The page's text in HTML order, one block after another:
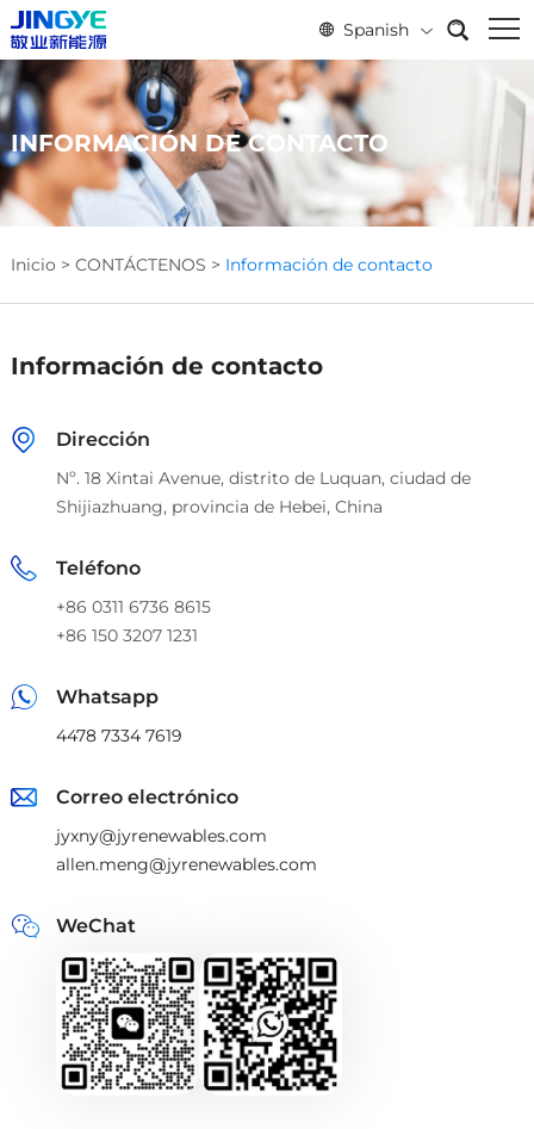
Spanish
INFORMACIÓN DE CONTACTO
Inicio > CONTÁCTENOS > Información de contacto
Información de contacto
Dirección
Nº. 18 Xintai Avenue, distrito de Luquan, ciudad de
Shijiazhuang, provincia de Hebei, China
Teléfono
+86 0311 6736 8615
+86 150 3207 1231
Whatsapp
4478 7334 7619
Correo electrónico
jyxny@jyrenewables.com
allen.meng@jyrenewables.com
WeChat